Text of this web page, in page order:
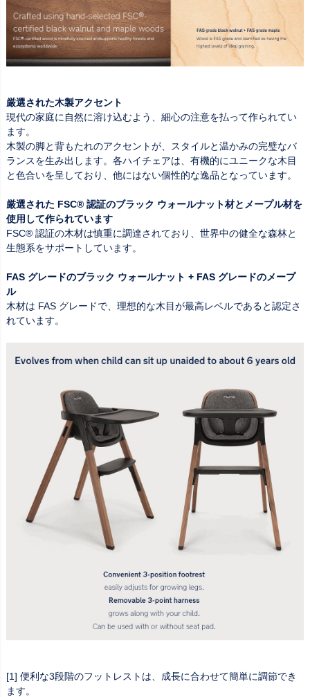
厳選された木製アクセント
現代の家庭に自然に溶け込むよう、細心の注意を払って作られてい
ます。
木製の脚と背もたれのアクセントが、スタイルと温かみの完璧なバ
ランスを生み出します。各ハイチェアは、有機的にユニークな木目
と色合いを呈しており、他にはない個性的な逸品となっています。
厳選された FSC® 認証のブラック ウォールナット材とメープル材を
使用して作られています
FSC® 認証の木材は慎重に調達されており、世界中の健全な森林と
生態系をサポートしています。
FAS グレードのブラック ウォールナット + FAS グレードのメープ
ル
木材は FAS グレードで、理想的な木目が最高レベルであると認定さ
れています。
[1] 便利な3段階のフットレストは、成長に合わせて簡単に調節でき
ます。